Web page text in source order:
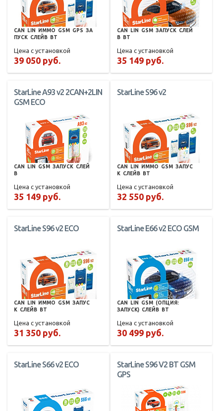
CAN LIN ИММО GSM GPS ЗА
ПУСК СЛЕЙВ BT
Цена с установкой
39 050 руб.
CAN LIN GSM ЗАПУСК СЛЕЙ
В
BT
Цена с установкой
35 149 руб.
StarLine A93 v2 2CAN+2LIN
GSM ECO
CAN LIN GSM ЗАПУСК СЛЕЙ
В
Цена с установкой
35 149 руб.
StarLine S96 v2
CAN LIN ИММО GSM ЗАПУС
К СЛЕЙВ BT
Цена с установкой
32 550 руб.
StarLine S96 v2 ECO
CAN LIN ИММО GSM ЗАПУС
К СЛЕЙВ BT
Цена с установкой
31 350 руб.
StarLine E66 v2 ECO GSM
CAN LIN GSM (ОПЦИЯ:
ЗАПУСК) СЛЕЙВ BT
Цена с установкой
30 499 руб.
StarLine S66 v2 ECO
StarLine S96 V2 BT GSM
GPS